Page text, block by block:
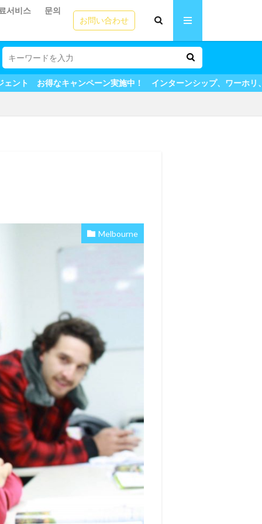
서비스
문의
お問い合わせ
ン実施中！ インターンシップ、ワーホリ、留学も全てマイステー
Melbourne